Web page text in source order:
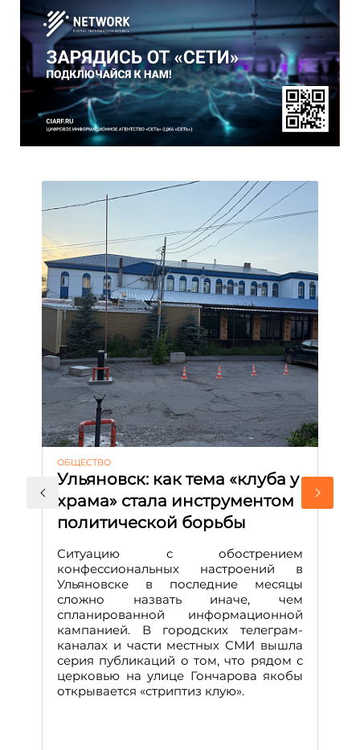
ОБЩЕСТВО
Ульяновск: как тема «клуба у
храма» стала инструментом
политической борьбы
Ситуацию с обострением
конфессиональных настроений в
Ульяновске в последние месяцы
сложно назвать иначе, чем
спланированной информационной
кампанией. В городских телеграм-
каналах и части местных СМИ вышла
серия публикаций о том, что рядом с
церковью на улице Гончарова якобы
открывается «стриптиз клую».